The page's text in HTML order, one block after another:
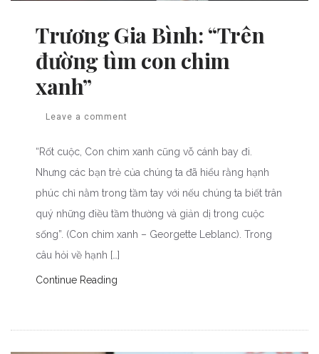
Trương Gia Bình: “Trên
đường tìm con chim
xanh”
Leave a comment
“Rốt cuộc, Con chim xanh cũng vỗ cánh bay đi.
Nhưng các bạn trẻ của chúng ta đã hiểu rằng hạnh
phúc chỉ nằm trong tầm tay với nếu chúng ta biết trân
quý những điều tầm thường và giản dị trong cuộc
sống”. (Con chim xanh – Georgette Leblanc). Trong
câu hỏi về hạnh […]
Continue Reading